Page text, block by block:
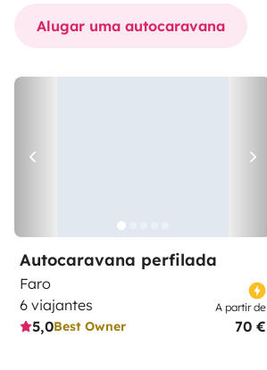
Alugar uma autocaravana
Autocaravana perfilada
Faro
6 viajantes
5,0Best Owner
A partir de
70 €